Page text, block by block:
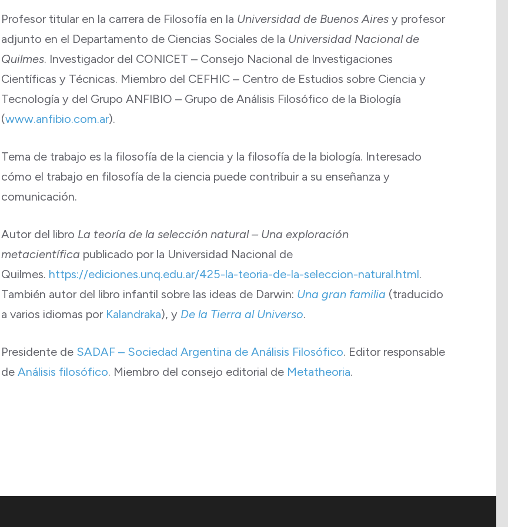
Profesor titular en la carrera de Filosofía en la Universidad de Buenos Airesy profesor
adjunto en el Departamento de Ciencias Sociales de la Universidad Nacional de
Quilmes. Investigador del CONICET – Consejo Nacional de Investigaciones
Científicas y Técnicas. Miembro del CEFHIC – Centro de Estudios sobre Ciencia y
Tecnología y del Grupo ANFIBIO – Grupo de Análisis Filosófico de la Biología
(www.anfibio.com.ar).
Tema de trabajo es la filosofía de la ciencia y la filosofía de la biología. Interesado
cómo el trabajo en filosofía de la ciencia puede contribuir a su enseñanza y
comunicación.
Autor del libro La teoría de la selección natural – Una exploración
metacientífica publicado por la Universidad Nacional de
Quilmes. https://ediciones.unq.edu.ar/425-la-teoria-de-la-seleccion-natural.html.
También autor del libro infantil sobre las ideas de Darwin: Una gran familia (traducido
a varios idiomas por Kalandraka), y De la Tierra al Universo.
Presidente de SADAF – Sociedad Argentina de Análisis Filosófico. Editor responsable
de Análisis filosófico. Miembro del consejo editorial de Metatheoria.